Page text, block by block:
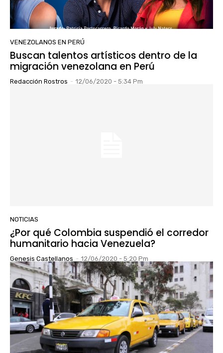
VENEZOLANOS EN PERÚ
Buscan talentos artísticos dentro de la
migración venezolana en Perú
Redacción Rostros - 12/06/2020 - 5:34 Pm
NOTICIAS
¿Por qué Colombia suspendió el corredor
humanitario hacia Venezuela?
Genesis Castellanos - 12/06/2020 - 5:20 Pm